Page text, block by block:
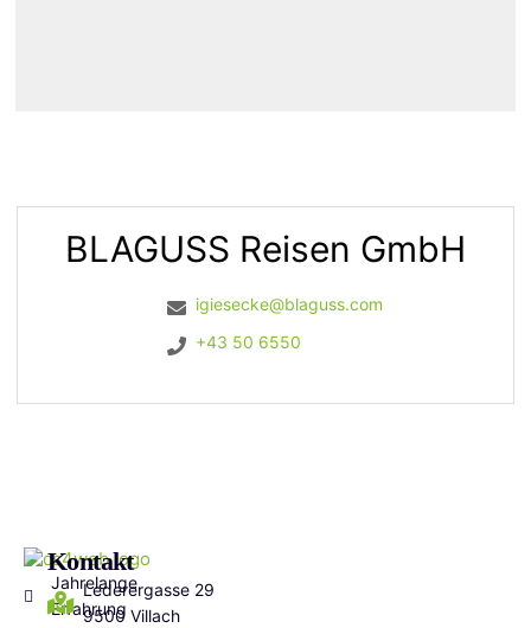
BLAGUSS Reisen GmbH
igiesecke@blaguss.com
+43 50 6550
Jahrelange
Erfahrung
Kontakt
Lederergasse 29
9500 Villach